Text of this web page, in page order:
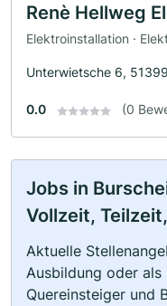
Renè Hellweg
Elektroinstallation ·
Unterwietsche 6,
0.0 (0
Jobs in
Vollzeit,
Aktuelle
Ausbildung oder
Quereinsteiger und